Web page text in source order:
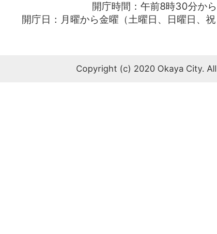
開庁時間：午前8時30分か
開庁日：月曜から金曜（土曜日、日曜日、
Copyright (c) 2020 Okaya City.